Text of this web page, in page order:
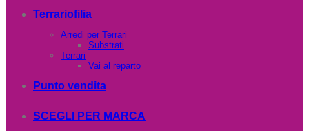
Terrariofilia
Arredi per Terrari
Substrati
Terrari
Vai al reparto
Punto vendita
SCEGLI PER MARCA